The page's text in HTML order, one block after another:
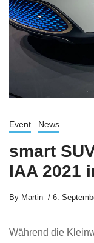
Event News
smart
IAA 2021
By Martin 6.
Während die